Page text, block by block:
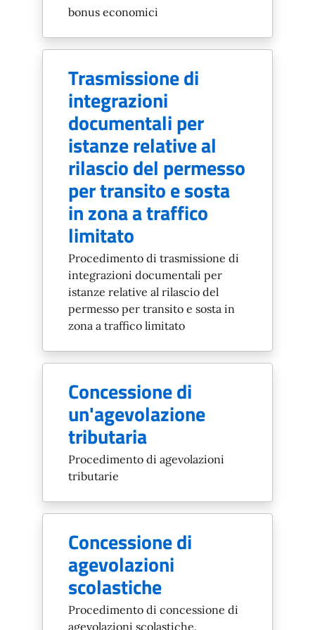
bonus economici
Trasmissione di
integrazioni
documentali per
istanze relative al
rilascio del permesso
per transito e sosta
in zona a traffico
limitato
Procedimento di trasmissione di
integrazioni documentali per
istanze relative al rilascio del
permesso per transito e sosta in
zona a traffico limitato
Concessione di
un'agevolazione
tributaria
Procedimento di agevolazioni
tributarie
Concessione di
agevolazioni
scolastiche
Procedimento di concessione di
agevolazioni scolastiche.